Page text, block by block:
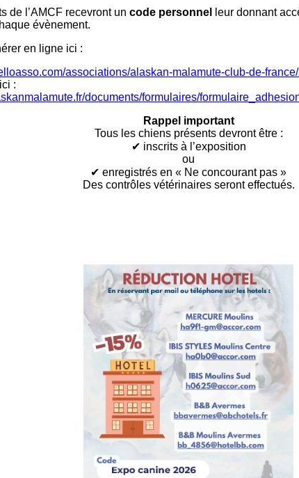
de l’AMCF recevront un code personnel
leur donnant
évènement.
en ligne ici :
associations/alaskan-malamute-club-de-
:
documents/formulaires/
Rappel important
Tous les chiens présents devront être :
✔ inscrits à l’exposition
ou
✔ enregistrés en « Ne concourant pas »
Des contrôles vétérinaires seront effectués.